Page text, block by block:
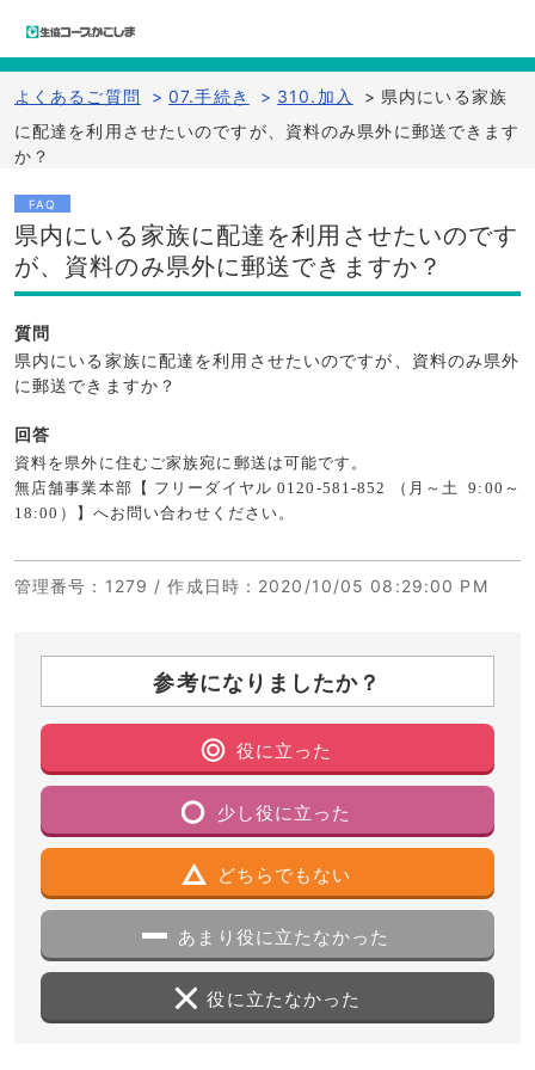
よくあるご質問 > 07.手続き > 310.加入 > 県内にいる家族
に配達を利用させたいのですが、資料のみ県外に郵送できます
か？
FAQ
県内にいる家族に配達を利用させたいのです
が、資料のみ県外に郵送できますか？
質問
県内にいる家族に配達を利用させたいのですが、資料のみ県外
に郵送できますか？
回答
資料を県外に住むご家族宛に郵送は可能です。
無店舗事業本部【 フリーダイヤル 0120-581-852 （月～土 9:00～
18:00）】へお問い合わせください。
管理番号 ：1279 /作成日時 ：2020/10/05 08:29:00 PM
参考になりましたか？
役に立った
少し役に立った
どちらでもない
あまり役に立たなかった
役に立たなかった